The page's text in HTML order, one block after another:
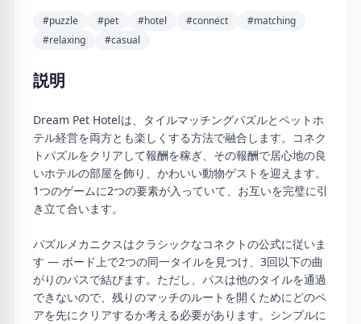
#puzzle #pet #hotel #connect
#matching
#relaxing
#casual
説明
Dream Pet Hotelは、タイルマッチングパズルとペットホ
テル経営を両方とも楽しくする方法で融合します。コネク
トパズルをクリアして報酬を稼ぎ、その報酬で居心地の良
いホテルの部屋を飾り、かわいい動物ゲストを迎えます。
1つのゲームに2つの要素が入っていて、お互いを完璧に引
き立て合います。
パズルメカニクスはクラシックなコネクトの公式に従いま
す — ボード上で2つの同一タイルを見つけ、3回以下の曲
がりのパスで結びます。ただし、パスは他のタイルを通過
できないので、残りのマッチのルートを開くためにどのペ
アを先にクリアするか考える必要があります。シンプルに